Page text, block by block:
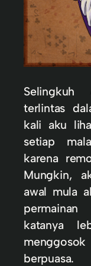
Selingkuh
terlintas
kali aku
setiap
karena
Mungkin,
awal mula
katanya
berpuasa.